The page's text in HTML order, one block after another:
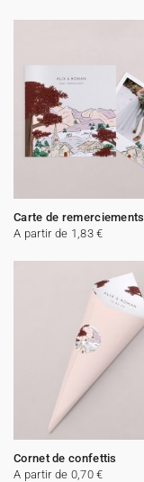
Carte de remerciements
A partir de 1,83 €
Cornet de confettis
A partir de 0,70 €